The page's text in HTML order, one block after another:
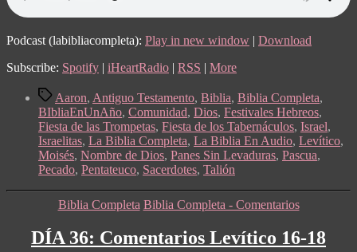
24
Podcast (labibliacompleta): Play in new window | Download
Subscribe: Spotify | iHeartRadio | RSS | More
TagsAaron, Antiguo Testamento, Biblia, Biblia Completa,
BIbliaEnUnAño, Comunidad, Dios, Festivales Hebreos,
Fiesta de las Trompetas, Fiesta de los Tabernáculos, Israel,
Israelitas, La Biblia Completa, La Biblia En Audio, Levítico,
Moisés, Nombre de Dios, Panes Sin Levaduras, Pascua,
Pecado, Pentateuco, Sacerdotes, Talión
Categories
Biblia Completa Biblia Completa - Comentarios
DÍA 36: Comentarios Levítico 16-18